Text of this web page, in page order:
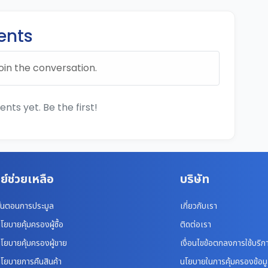
the conversation.
yet. Be the first!
ช่วยเหลือ
ตอนการประมูล
ยบายคุ้มครองผู้ซื้อ
ยบายคุ้มครองผู้ขาย
ยบายการคืนสินค้า
บริษัท
เกี่ยวกับเรา
ติดต่อเรา
เงื่อนไขข้อตกลงการใช้บริก
นโยบายในการคุ้มครองข้อ